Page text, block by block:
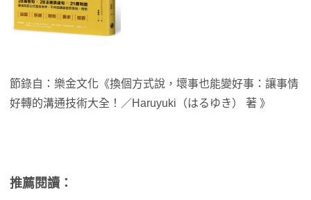
節錄自：樂金文化《換個方式說，壞事也能變好事：讓事情
好轉的溝通技術大全！／Haruyuki（はるゆき） 著 》
推薦閱讀：